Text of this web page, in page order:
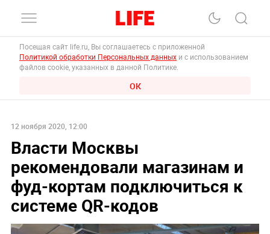
Посещая сайт life.ru, Вы соглашаетесь с приложенной
Политикой обработки Персональных данных и с использованием
файлов cookie, указанных в данной Политике.
ОК
12 ноября 2020, 12:00
Власти Москвы
рекомендовали магазинам и
фуд-кортам подключиться к
системе QR-кодов